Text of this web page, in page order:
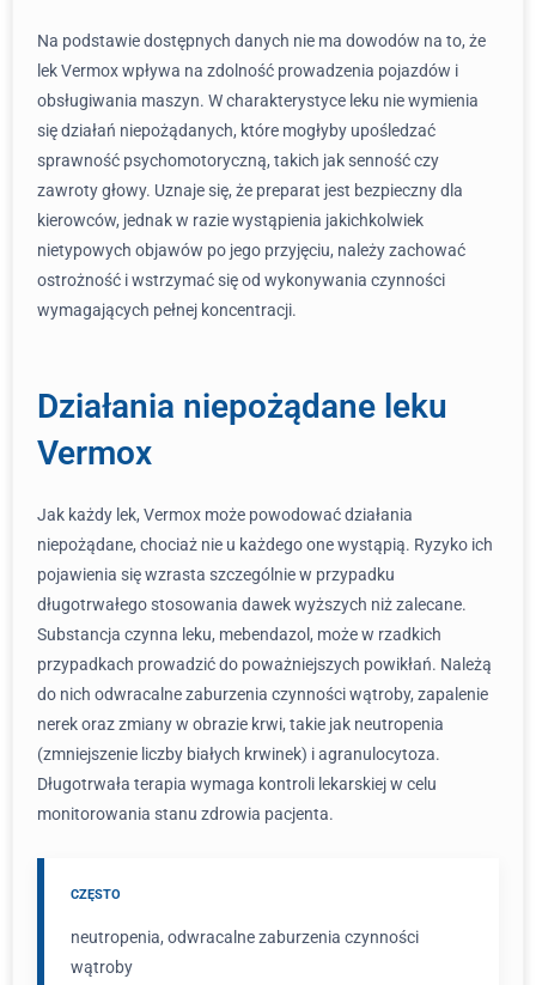
Na podstawie dostępnych danych nie ma dowodów na to, że
lek Vermox wpływa na zdolność prowadzenia pojazdów i
obsługiwania maszyn. W charakterystyce leku nie wymienia
się działań niepożądanych, które mogłyby upośledzać
sprawność psychomotoryczną, takich jak senność czy
zawroty głowy. Uznaje się, że preparat jest bezpieczny dla
kierowców, jednak w razie wystąpienia jakichkolwiek
nietypowych objawów po jego przyjęciu, należy zachować
ostrożność i wstrzymać się od wykonywania czynności
wymagających pełnej koncentracji.
Działania niepożądane leku
Vermox
Jak każdy lek, Vermox może powodować działania
niepożądane, chociaż nie u każdego one wystąpią. Ryzyko ich
pojawienia się wzrasta szczególnie w przypadku
długotrwałego stosowania dawek wyższych niż zalecane.
Substancja czynna leku, mebendazol, może w rzadkich
przypadkach prowadzić do poważniejszych powikłań. Należą
do nich odwracalne zaburzenia czynności wątroby, zapalenie
nerek oraz zmiany w obrazie krwi, takie jak neutropenia
(zmniejszenie liczby białych krwinek) i agranulocytoza.
Długotrwała terapia wymaga kontroli lekarskiej w celu
monitorowania stanu zdrowia pacjenta.
CZĘSTO
neutropenia, odwracalne zaburzenia czynności
wątroby